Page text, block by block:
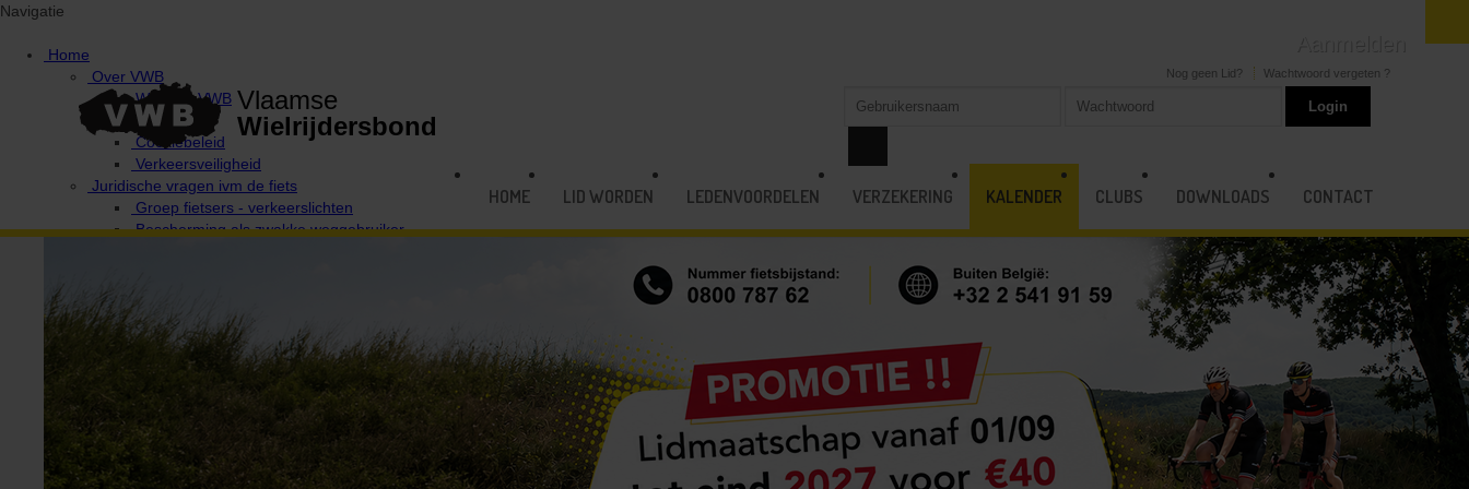
Navigatie
Home
Over VWB
Waarom VWB
Privacy
Cookiebeleid
Verkeersveiligheid
Juridische vragen ivm de fiets
Groep fietsers - verkeerslichten
Bescherming als zwakke weggebruiker
Campagne Fietsen in harmonie
De 10 geboden van de wielertoerist / MTB'er
Verkeerswetgeving voor fietsers
Verantwoordelijke Integriteit / Ethiek
Media & wedstrijden
VWB Foto-Challenges
Foto-challenge 2020
Vlaamse
Wielrijdersbond
Nog geen Lid? Wachtwoord vergeten ?
HOME LID WORDEN LEDENVOORDELEN VERZEKERING KALENDER CLUBS DOWNLOADS CONTACT